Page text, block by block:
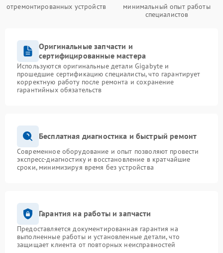
отремонтированных устройств
минимальный опыт работы
специалистов
Оригинальные запчасти и
сертифицированные мастера
Используются оригинальные детали Gigabyte и
прошедшие сертификацию специалисты, что гарантирует
корректную работу после ремонта и сохранение
гарантийных обязательств
Бесплатная диагностика и быстрый ремонт
Современное оборудование и опыт позволяют провести
экспресс-диагностику и восстановление в кратчайшие
сроки, минимизируя время без устройства
Гарантия на работы и запчасти
Предоставляется документированная гарантия на
выполненные работы и установленные детали, что
защищает клиента от повторных неисправностей